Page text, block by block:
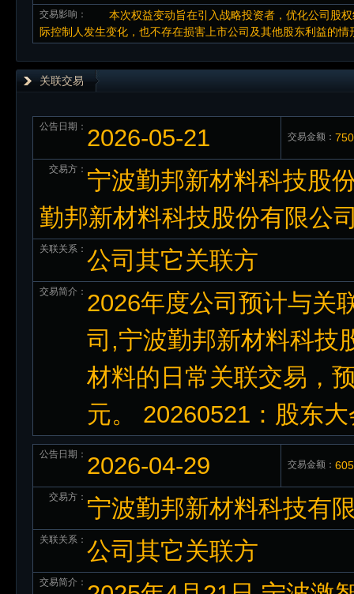
交易影响：
本次权益变动旨在引入战略投资者，优化公司股权
际控制人发生变化，也不存在损害上市公司及其他股东利益的
关联交易
公告日期： 2026-05-21 交易金额：
交易方： 宁波勤邦新材料科技股
勤邦新材料科技股份有限公
关联关系： 公司其它关联方
交易简介： 2026年度公司预计与关
司,宁波勤邦新材料科技
材料的日常关联交易，
元。 20260521：股东
公告日期： 2026-04-29 交易金额：
交易方： 宁波勤邦新材料科技有
关联关系： 公司其它关联方
交易简介：